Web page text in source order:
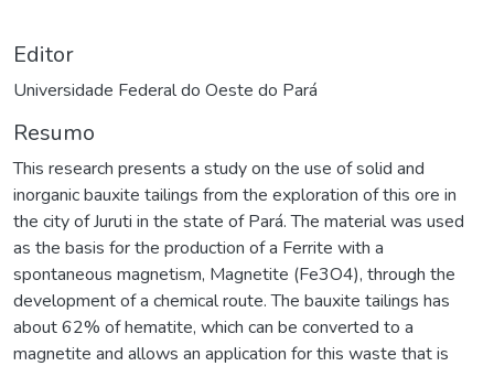
Editor
Universidade Federal do Oeste do Pará
Resumo
This research presents a study on the use of solid and
inorganic bauxite tailings from the exploration of this ore in
the city of Juruti in the state of Pará. The material was used
as the basis for the production of a Ferrite with a
spontaneous magnetism, Magnetite (Fe3O4), through the
development of a chemical route. The bauxite tailings has
about 62% of hematite, which can be converted to a
magnetite and allows an application for this waste that is